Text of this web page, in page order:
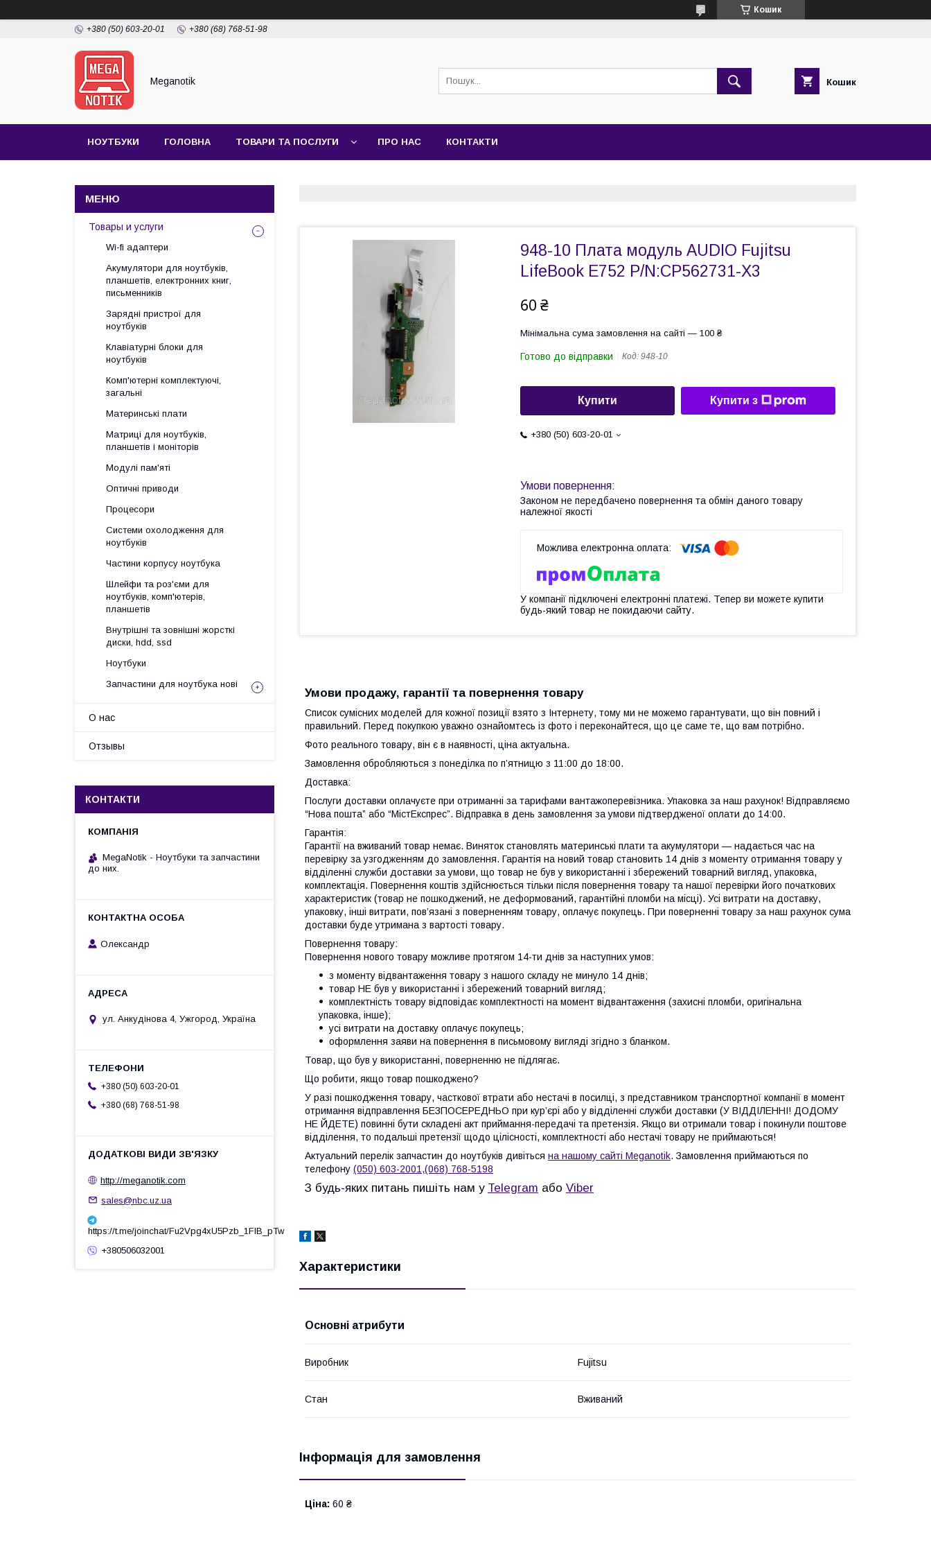
Кошик
+380 (50) 603-20-01 +380 (68) 768-51-98
Meganotik Кошик
НОУТБУКИ ГОЛОВНА ТОВАРИ ТА ПОСЛУГИ ПРО НАС КОНТАКТИ
948-10 Плата модуль AUDIO Fujitsu
LifeBook E752 P/N:CP562731-X3
60 ₴
Мінімальна сума замовлення на сайті — 100 ₴
Готово до відправки Код: 948-10
Купити Купити з
+380 (50) 603-20-01
Законом не передбачено повернення та обмін даного товару
належної якості
У компанії підключені електронні платежі. Тепер ви можете купити
будь-який товар не покидаючи сайту.
Умови продажу, гарантії та повернення товару
Список сумісних моделей для кожної позиції взято з Інтернету, тому ми не можемо гарантувати, що він повний і
правильний. Перед покупкою уважно ознайомтесь із фото і переконайтеся, що це саме те, що вам потрібно.
Фото реального товару, він є в наявності, ціна актуальна.
Замовлення обробляються з понеділка по п’ятницю з 11:00 до 18:00.
Доставка:
Послуги доставки оплачуєте при отриманні за тарифами вантажоперевізника. Упаковка за наш рахунок! Відправляємо
“Нова пошта” або “МістЕкспрес”. Відправка в день замовлення за умови підтвердженої оплати до 14:00.
Гарантія:
Гарантії на вживаний товар немає. Виняток становлять материнські плати та акумулятори — надається час на
перевірку за узгодженням до замовлення. Гарантія на новий товар становить 14 днів з моменту отримання товару у
відділенні служби доставки за умови, що товар не був у використанні і збережений товарний вигляд, упаковка,
комплектація. Повернення коштів здійснюється тільки після повернення товару та нашої перевірки його початкових
характеристик (товар не пошкоджений, не деформований, гарантійні пломби на місці). Усі витрати на доставку,
упаковку, інші витрати, пов’язані з поверненням товару, оплачує покупець. При поверненні товару за наш рахунок сума
доставки буде утримана з вартості товару.
Повернення товару:
Повернення нового товару можливе протягом 14-ти днів за наступних умов:
з моменту відвантаження товару з нашого складу не минуло 14 днів;
товар НЕ був у використанні і збережений товарний вигляд;
комплектність товару відповідає комплектності на момент відвантаження (захисні пломби, оригінальна
упаковка, інше);
усі витрати на доставку оплачує покупець;
оформлення заяви на повернення в письмовому вигляді згідно з бланком.
Товар, що був у використанні, поверненню не підлягає.
Що робити, якщо товар пошкоджено?
У разі пошкодження товару, часткової втрати або нестачі в посилці, з представником транспортної компанії в момент
отримання відправлення БЕЗПОСЕРЕДНЬО при кур’єрі або у відділенні служби доставки (У ВІДДІЛЕННІ! ДОДОМУ
НЕ ЙДЕТЕ) повинні бути складені акт приймання-передачі та претензія. Якщо ви отримали товар і покинули поштове
відділення, то подальші претензії щодо цілісності, комплектності або нестачі товару не приймаються!
Актуальний перелік запчастин до ноутбуків дивіться на нашому сайті Meganotik. Замовлення приймаються по
телефону (050) 603-2001,(068) 768-5198
З будь-яких питань пишіть нам у Telegram або Viber
Характеристики
Основні атрибути
Виробник Fujitsu
Стан Вживаний
Інформація для замовлення
Ціна: 60 ₴
Товары и услуги
Wi-fi адаптери
Акумулятори для ноутбуків,
планшетів, електронних книг,
письменників
Зарядні пристрої для
ноутбуків
Клавіатурні блоки для
ноутбуків
Комп'ютерні комплектуючі,
загальні
Материнські плати
Матриці для ноутбуків,
планшетів і моніторів
Модулі пам'яті
Оптичні приводи
Процесори
Системи охолодження для
ноутбуків
Частини корпусу ноутбука
Шлейфи та роз'єми для
ноутбуків, комп'ютерів,
планшетів
Внутрішні та зовнішні жорсткі
диски, hdd, ssd
Ноутбуки
Запчастини для ноутбука нові
О нас
Отзывы
КОНТАКТИ
MegaNotik - Ноутбуки та запчастини
до них.
Олександр
ул. Анкудінова 4, Ужгород, Україна
+380 (50) 603-20-01
+380 (68) 768-51-98
http://meganotik.com
sales@nbc.uz.ua
https://t.me/joinchat/Fu2Vpg4xU5Pzb_1FIB_pTw
+380506032001